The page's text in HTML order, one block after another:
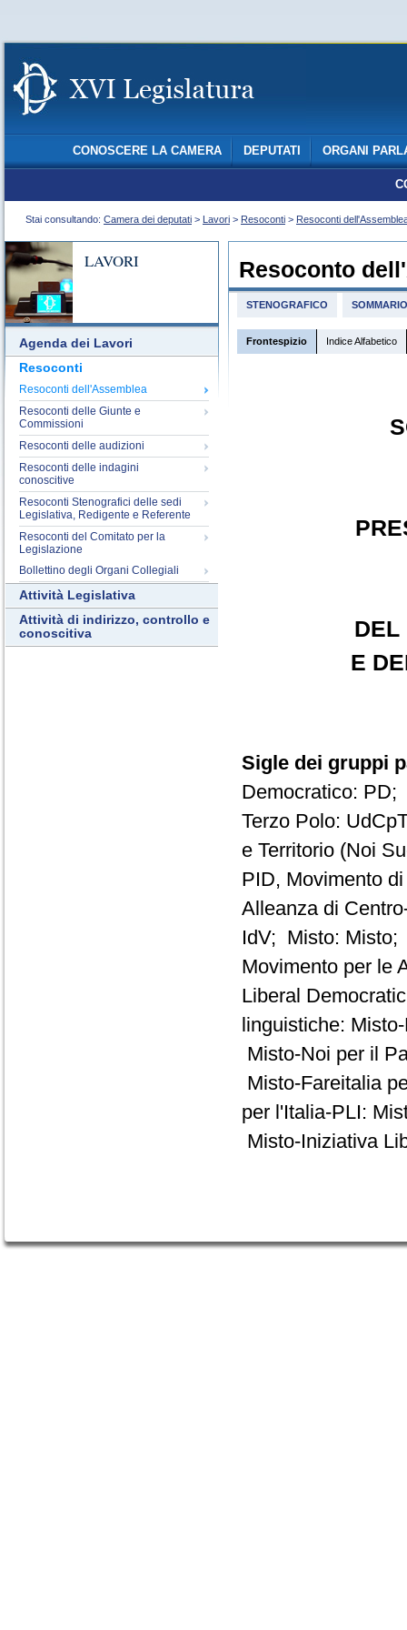
CONOSCERE LA CAMERA DEPUTATI ORGANI
Stai consultando: Camera dei deputati > Lavori > Resoconti > Resoconti
LAVORI
Agenda dei Lavori
Resoconti
Resoconti dell'Assemblea
Resoconti delle Giunte e
Commissioni
Resoconti delle audizioni
Resoconti delle indagini
conoscitive
Resoconti Stenografici delle sedi
Legislativa, Redigente e Referente
Resoconti del Comitato per la
Legislazione
Bollettino degli Organi Collegiali
Attività Legislativa
Attività di indirizzo, controllo e
conoscitiva
Resoconto
STENOGRAFICO SOMMARIO
Frontespizio Indice Alfabetico
DEL
E
Sigle dei gruppi
Democratico:
Terzo Polo:
e Territorio (Noi
PID, Movimento
Alleanza di
IdV; Misto: Misto;
Movimento per le
Liberal
linguistiche:
Misto-Noi per il
Misto-Fareitalia
per l'Italia-PLI:
Misto-Iniziativa